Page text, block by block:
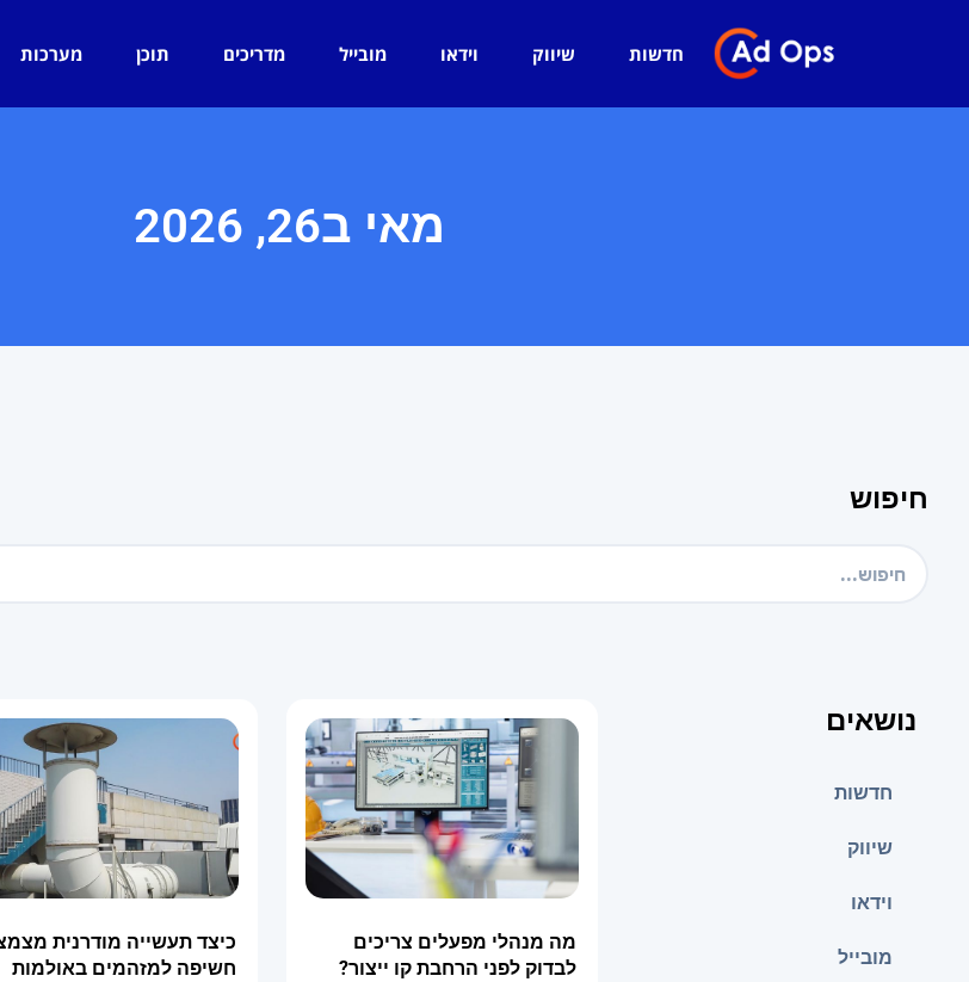
חדשות שיווק וידאו מובייל מדריכים תוכן מערכות
מאי ב26, 2026
חיפוש
נושאים
חדשות
שיווק
וידאו
מובייל
מה מנהלי מפעלים צריכים
לבדוק לפני הרחבת קו ייצור?
כיצד תעשייה מודרנית
חשיפה למזהמים באולמות